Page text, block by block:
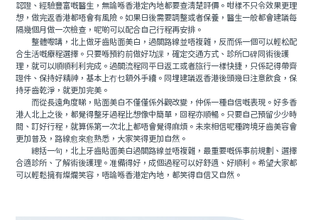
認證、經驗豐富嘅醫生，無論喺香港定內地都要查清楚評價。咁樣不只令效果更理
想，做完返香港都唔會有風險。如果日後需要調整或者保養，醫生一般都會建議每
隔幾個月做一次檢查，呢啲可以配合自己行程再安排。
整體嚟講，北上做牙齒貼面美白，過關路線並唔複雜，反而係一個可以輕松配
合生活嘅療程選擇。只要喺預約前做好功課，確定交通方式、診所口碑同術後護
理，就可以順順利利完成。過關流程同平日返工或者旅行一樣快捷，只係記得帶齊
證件、保持好精神，基本上冇乜額外手續。同埋建議返香港後頭幾日注意飲食，保
持牙齒乾淨，就更加完美。
而從長遠角度睇，貼面美白不僅僅係外觀改變，仲係一種自信嘅表現。好多香
港人北上之後，都覺得整牙過程比想像中簡單，回程亦順暢。只要自己預留少少時
間、訂好行程，就算係第一次北上都唔會覺得麻煩。未來相信呢種跨境牙齒美容會
更加普及，路線愈來愈熟悉，大家笑得更加自然。
總括一句，北上牙齒貼面美白過關路線並唔複雜，最重要嘅係事前規劃、選擇
合適診所、了解術後護理。准備得好，成個過程可以好舒適、好順利。希望大家都
可以輕鬆擁有燦爛笑容，唔論喺香港定內地，都笑得自信又自然。